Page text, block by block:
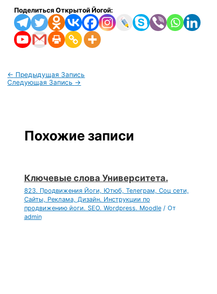
Поделиться Открытой Йогой:
← Предыдущая Запись
Следующая Запись →
Похожие записи
Ключевые слова Университета.
823. Продвижения Йоги, Ютюб, Телеграм, Соц сети,
Сайты, Реклама, Дизайн. Инструкции по
продвижению йоги. SEO. Wordpress. Moodle/ От
admin